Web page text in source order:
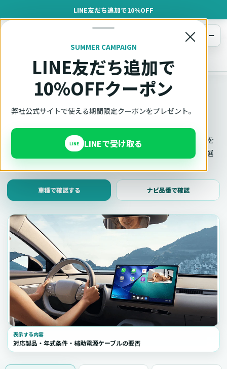
LINE友だち追加で10%OFF
×
SUMMER CAMPAIGN
LINE友だち追加で
10%OFFクーポン
弊社公式サイトで使える期間限定クーポンをプレゼント。
LINE LINEで受け取る
オットキャスト
メニュー
車種適合確認
車種適合確認
車種と年式で適合確認
Ottocast（オットキャスト）の対応製品、条件、注意事項を
このページ内で見られます。 迷った場合は、車種と年式を選
車種で確認する ナビ品番で確認
表示する内容
対応製品・年式条件・補助電源ケーブルの要否